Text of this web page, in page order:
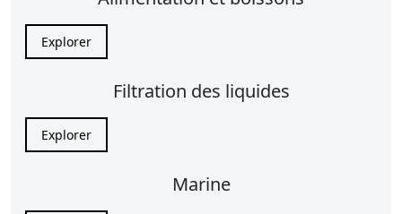
Explorer
Filtration des liquides
Explorer
Marine